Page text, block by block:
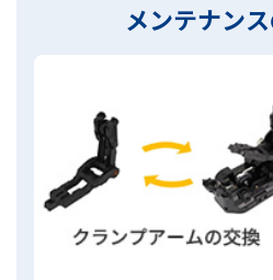
メンテナン